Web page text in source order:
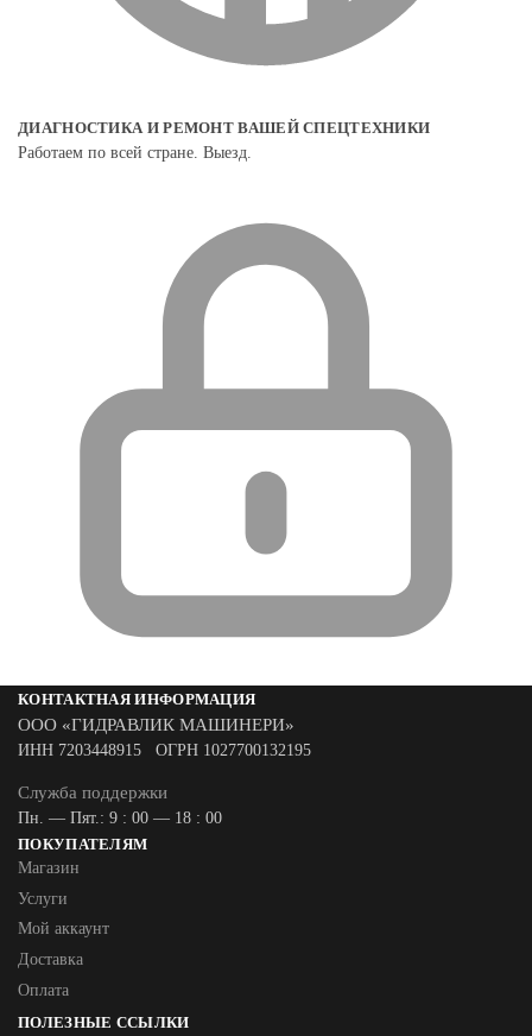
ДИАГНОСТИКА И РЕМОНТ ВАШЕЙ СПЕЦТЕХНИКИ
Работаем по всей стране. Выезд.
КОНТАКТНАЯ ИНФОРМАЦИЯ
ООО «ГИДРАВЛИК МАШИНЕРИ»
ИНН 7203448915 ОГРН 1027700132195
Служба поддержки
Пн. — Пят.: 9 : 00 — 18 : 00
ПОКУПАТЕЛЯМ
Магазин
Услуги
Мой аккаунт
Доставка
Оплата
ПОЛЕЗНЫЕ ССЫЛКИ